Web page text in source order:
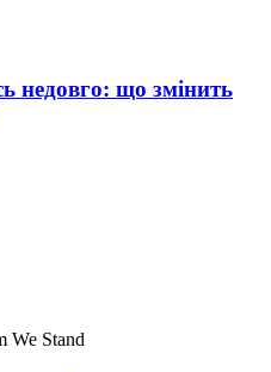
недовго: що змінить
We Stand